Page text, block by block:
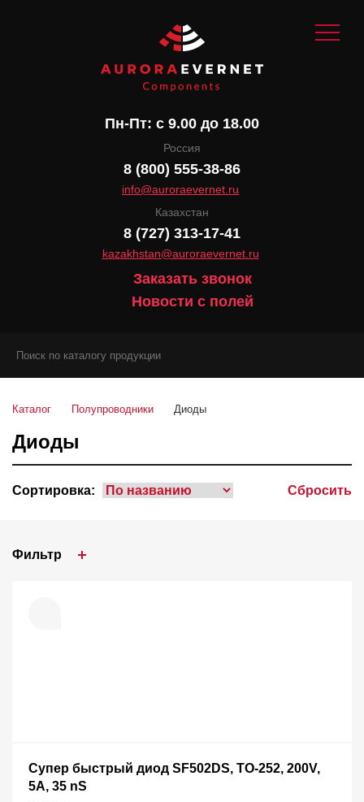
Пн-Пт: с 9.00 до 18.00
Россия
8 (800) 555-38-86
info@auroraevernet.ru
Казахстан
8 (727) 313-17-41
kazakhstan@auroraevernet.ru
Заказать звонок
Новости с полей
Каталог Полупроводники Диоды
Диоды
Сортировка: Сбросить
Фильтр
Супер быстрый диод SF502DS, TO-252, 200V,
5A, 35 nS